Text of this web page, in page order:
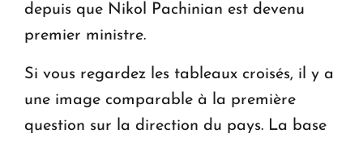
depuis que Nikol Pachinian est devenu
premier ministre.
Si vous regardez les tableaux croisés, il y a
une image comparable à la première
question sur la direction du pays. La base